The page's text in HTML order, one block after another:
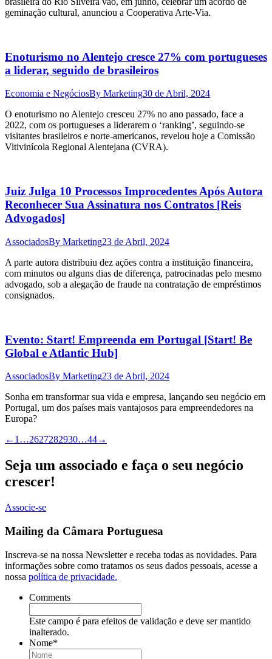
geminação cultural, anunciou a Cooperativa Arte-Via.
Enoturismo no Alentejo cresce 27% com portugueses
a liderar, seguido de brasileiros
Economia e NegóciosBy Marketing30 de Abril, 2024
O enoturismo no Alentejo cresceu 27% no ano passado, face a
2022, com os portugueses a liderarem o ‘ranking’, seguindo-se
visitantes brasileiros e norte-americanos, revelou hoje a Comissão
Vitivinícola Regional Alentejana (CVRA).
Juiz Julga 10 Processos Improcedentes Após Autora
Reconhecer Sua Assinatura nos Contratos [Reis
Advogados]
AssociadosBy Marketing23 de Abril, 2024
A parte autora distribuiu dez ações contra a instituição financeira,
com minutos ou alguns dias de diferença, patrocinadas pelo mesmo
advogado, sob a alegação de fraude na contratação de empréstimos
consignados.
Evento: Start! Empreenda em Portugal [Start! Be
Global e Atlantic Hub]
AssociadosBy Marketing23 de Abril, 2024
Sonha em transformar sua vida e empresa, lançando seu negócio em
Portugal, um dos países mais vantajosos para empreendedores na
Europa?
← 1 …2627282930…44→
Seja um associado e faça o seu negócio
crescer!
Associe-se
Mailing da Câmara Portuguesa
Inscreva-se na nossa Newsletter e receba todas as novidades. Para
informações sobre como tratamos os seus dados pessoais, acesse a
nossa política de privacidade.
Comments
Este campo é para efeitos de validação e deve ser mantido
inalterado.
Nome*